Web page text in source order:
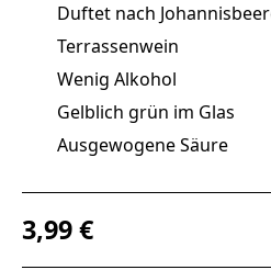
Duftet nach
Terrassenwein
Wenig Alkohol
Gelblich grün im Glas
Ausgewogene Säure
Regulärer Preis:
3,99 €